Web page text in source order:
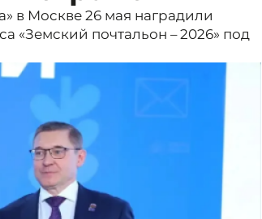
в Москве 26 мая наградили
«Земский почтальон – 2026» под